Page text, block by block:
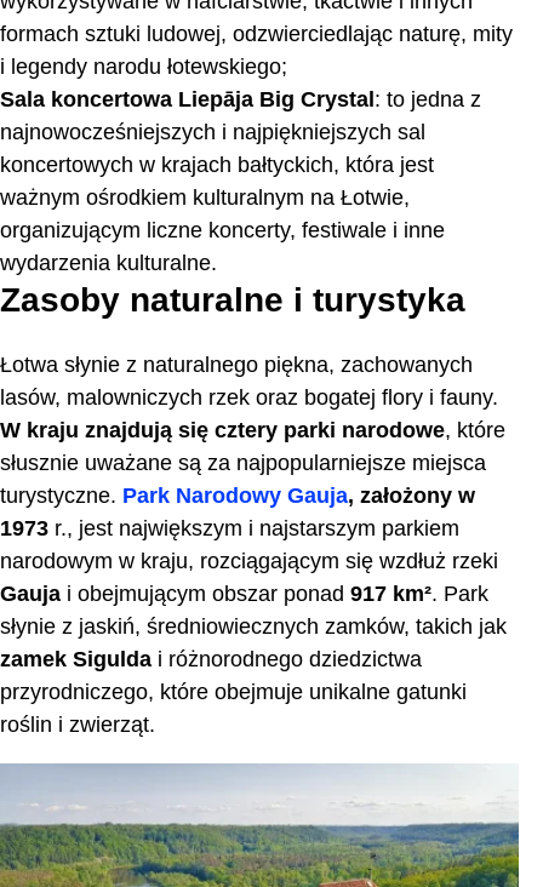
formach sztuki ludowej, odzwierciedlając naturę, mity
i legendy narodu łotewskiego;
Sala koncertowa Liepāja Big Crystal : to jedna z
najnowocześniejszych i najpiękniejszych sal
koncertowych w krajach bałtyckich, która jest
ważnym ośrodkiem kulturalnym na Łotwie,
organizującym liczne koncerty, festiwale i inne
wydarzenia kulturalne.
Zasoby naturalne i turystyka
Łotwa słynie z naturalnego piękna, zachowanych
lasów, malowniczych rzek oraz bogatej flory i fauny.
W kraju znajdują się cztery parki narodowe, które
słusznie uważane są za najpopularniejsze miejsca
turystyczne. Park Narodowy Gauja, założony w
1973 r., jest największym i najstarszym parkiem
narodowym w kraju, rozciągającym się wzdłuż rzeki
Gauja i obejmującym obszar ponad 917 km². Park
słynie z jaskiń, średniowiecznych zamków, takich jak
zamek Sigulda i różnorodnego dziedzictwa
przyrodniczego, które obejmuje unikalne gatunki
roślin i zwierząt.